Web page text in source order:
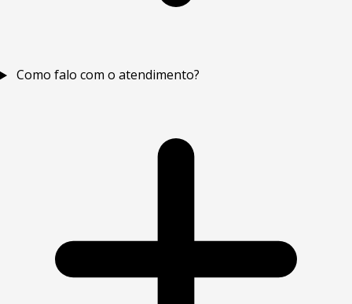
Como falo com o atendimento?